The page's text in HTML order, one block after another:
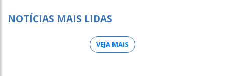
NOTÍCIAS MAIS LIDAS
VEJA MAIS